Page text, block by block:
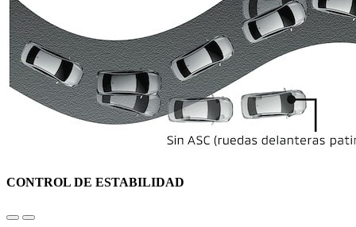
CONTROL DE ESTABILIDAD